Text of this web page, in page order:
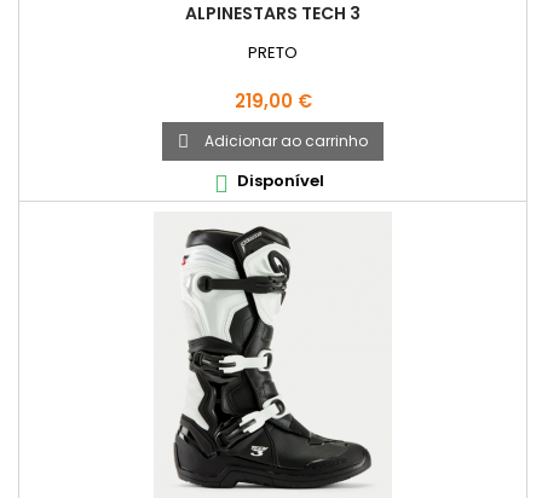
ALPINESTARS TECH 3
PRETO
Preço
219,00 €
 Adicionar ao carrinho
 Disponível